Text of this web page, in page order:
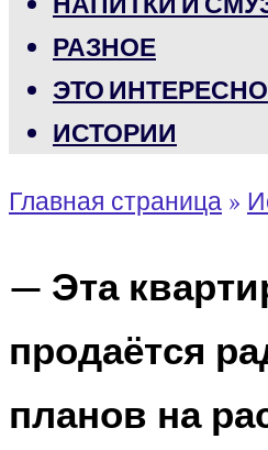
РАЗНОЕ
ЭТО ИНТЕРЕСНО
ИСТОРИИ
Главная страница »
— Эта
продаётся
планов на